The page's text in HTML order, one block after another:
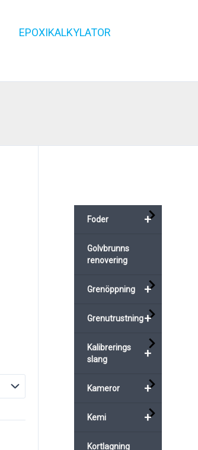
EPOXIKALKYLATOR
+
Foder
Golvbrunns
renovering
+
Grenöppning
+
Grenutrustning
+
Kalibrerings
slang
+
Kameror
+
Kemi
Kortlagning